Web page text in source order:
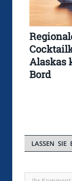
Alaskas
Bord
LASSEN SIE